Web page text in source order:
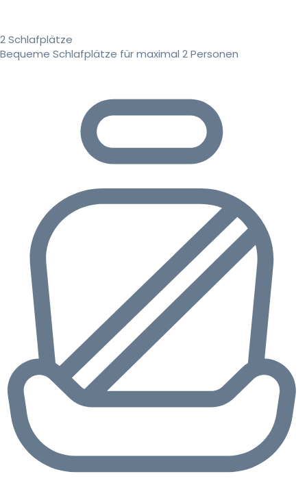
2 Schlafplätze
Bequeme Schlafplätze für maximal 2 Personen